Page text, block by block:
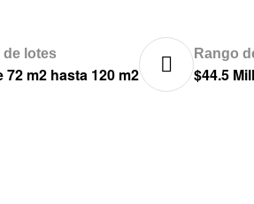
de lotes
72 m2 hasta 120 m2
Rango
$44.5